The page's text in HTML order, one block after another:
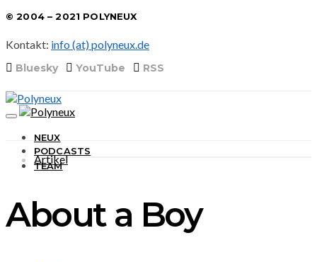
© 2004 – 2021 POLYNEUX
Kontakt: info (at) polyneux.de
Bluesky YouTube RSS
NEUX
PODCASTS
TEAM
Artikel
About a Boy